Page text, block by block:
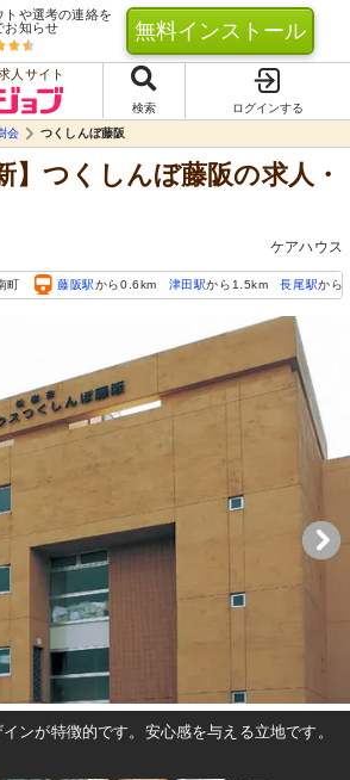
トや選考の連絡を
お知らせ
無料インストール
人サイト
検索
ログインする
会 つくしんぼ藤阪
】つくしんぼ藤阪の求人・
ケアハウス
町 藤阪駅から0.6km 津田駅から1.5km 長尾駅から
ンが特徴的です。安心感を与える立地です。